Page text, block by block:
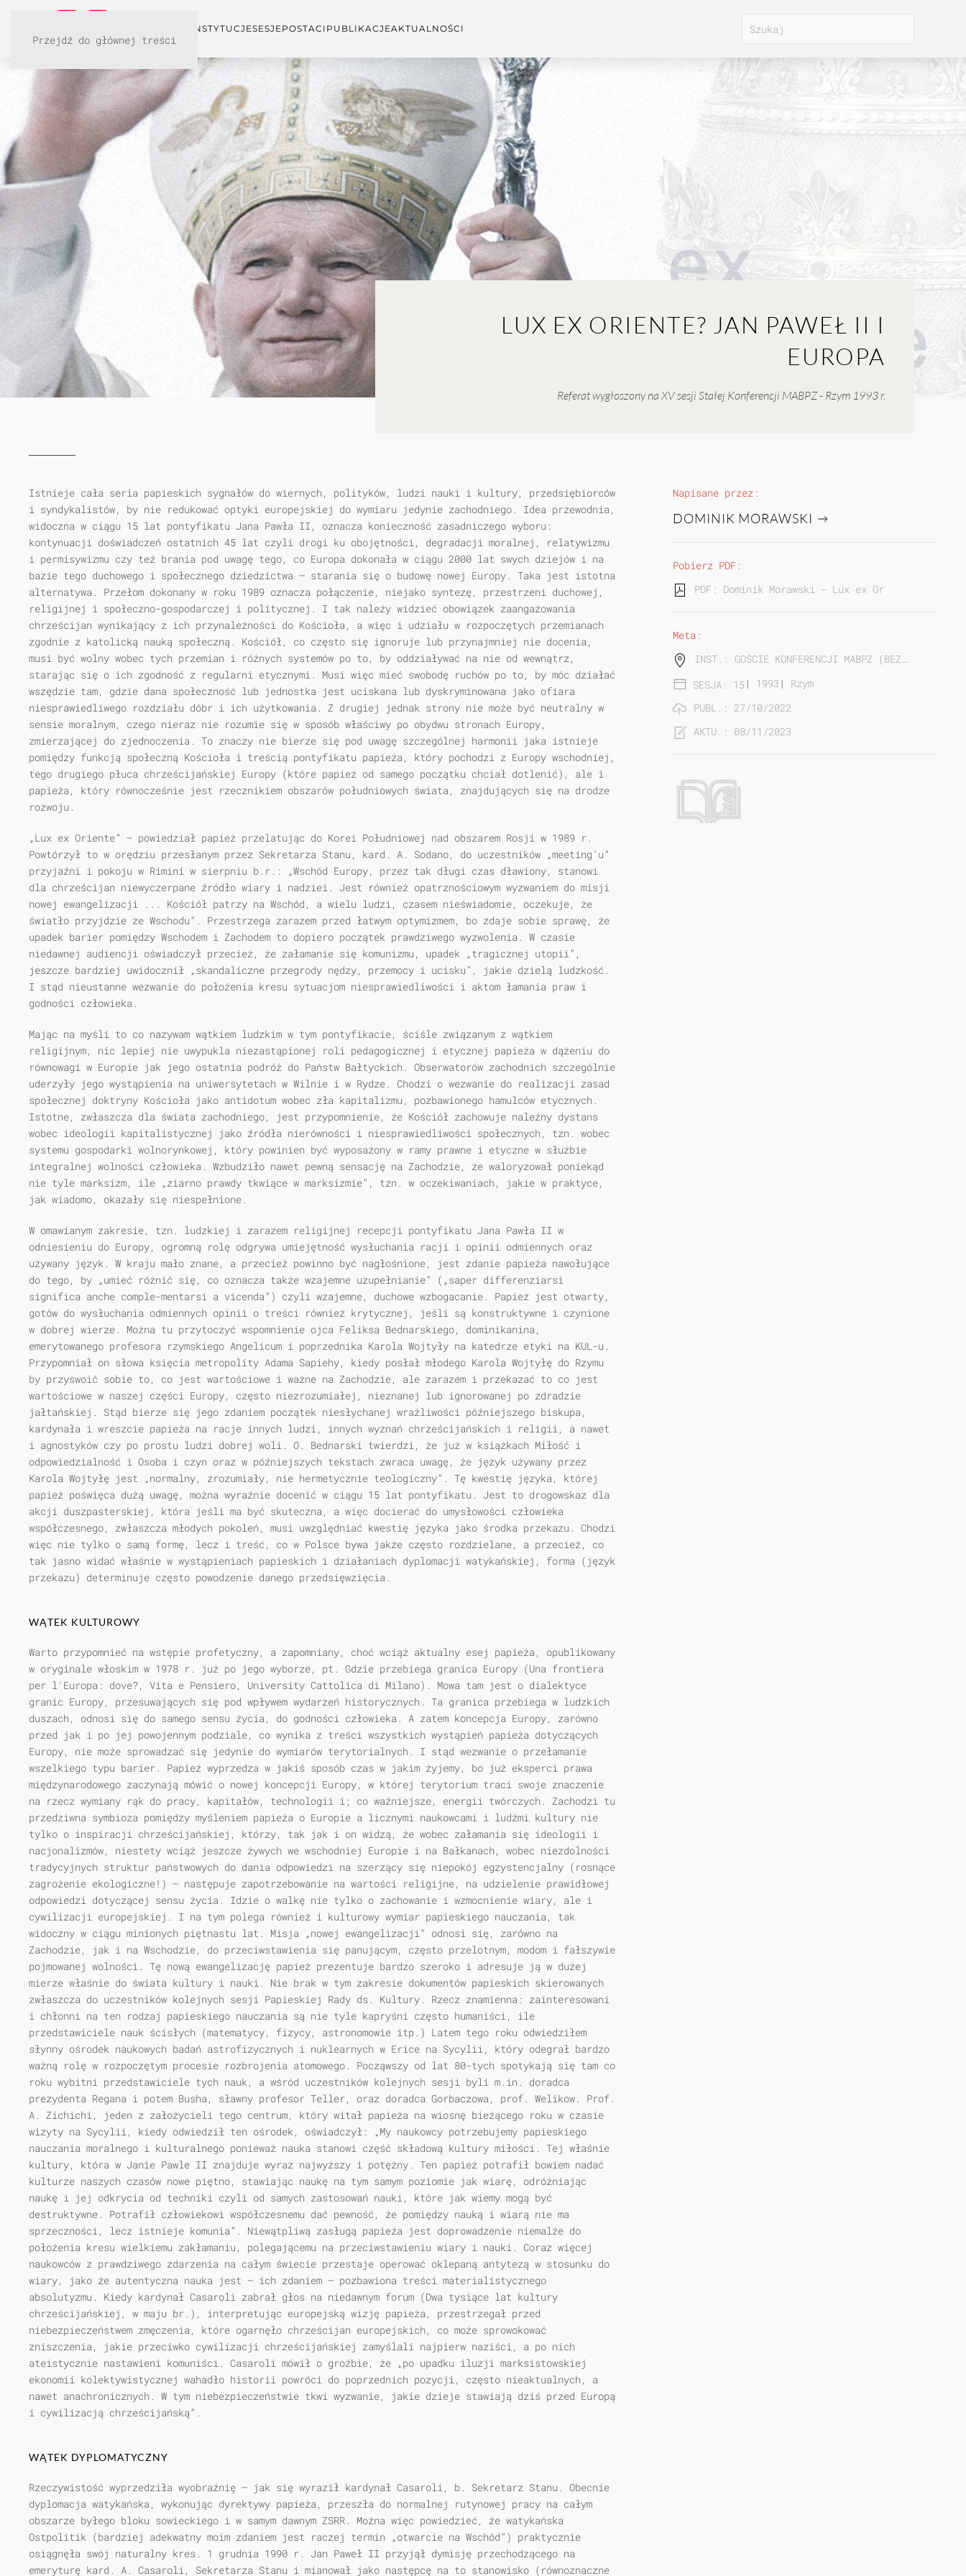
Przejdź do głównej treści
INSTYTUCJESESJEPOSTACI PUBLIKACJEAKTUALNOŚCI
LUX EX ORIENTE? JAN PAWEŁ II I
EUROPA
Referat wygłoszony na XV sesji Stałej Konferencji MABPZ - Rzym 1993 r.
Istnieje cała seria papieskich sygnałów do wiernych, polityków, ludzi nauki i kultury, przedsiębiorców
i syndykalistów, by nie redukować optyki europejskiej do wymiaru jedynie zachodniego. Idea przewodnia,
widoczna w ciągu 15 lat pontyfikatu Jana Pawła II, oznacza konieczność zasadniczego wyboru:
kontynuacji doświadczeń ostatnich 45 lat czyli drogi ku obojętności, degradacji moralnej, relatywizmu
i permisywizmu czy też brania pod uwagę tego, co Europa dokonała w ciągu 2000 lat swych dziejów i na
bazie tego duchowego i społecznego dziedzictwa — starania się o budowę nowej Europy. Taka jest istotna
alternatywa. Przełom dokonany w roku 1989 oznacza połączenie, niejako syntezę, przestrzeni duchowej,
religijnej i społeczno-gospodarczej i politycznej. I tak należy widzieć obowiązek zaangażowania
chrześcijan wynikający z ich przynależności do Kościoła, a więc i udziału w rozpoczętych przemianach
zgodnie z katolicką nauką społeczną. Kościół, co często się ignoruje lub przynajmniej nie docenia,
musi być wolny wobec tych przemian i różnych systemów po to, by oddziaływać na nie od wewnątrz,
starając się o ich zgodność z regularni etycznymi. Musi więc mieć swobodę ruchów po to, by móc działać
wszędzie tam, gdzie dana społeczność lub jednostka jest uciskana lub dyskryminowana jako ofiara
niesprawiedliwego rozdziału dóbr i ich użytkowania. Z drugiej jednak strony nie może być neutralny w
sensie moralnym, czego nieraz nie rozumie się w sposób właściwy po obydwu stronach Europy,
zmierzającej do zjednoczenia. To znaczy nie bierze się pod uwagę szczególnej harmonii jaka istnieje
pomiędzy funkcją społeczną Kościoła i treścią pontyfikatu papieża, który pochodzi z Europy wschodniej,
tego drugiego płuca chrześcijańskiej Europy (które papież od samego początku chciał dotlenić), ale i
papieża, który równocześnie jest rzecznikiem obszarów południowych świata, znajdujących się na drodze
rozwoju.
„Lux ex Oriente” — powiedział papież przelatując do Korei Południowej nad obszarem Rosji w 1989 r.
Powtórzył to w orędziu przesłanym przez Sekretarza Stanu, kard. A. Sodano, do uczestników „meeting’u”
przyjaźni i pokoju w Rimini w sierpniu b.r.: „Wschód Europy, przez tak długi czas dławiony, stanowi
dla chrześcijan niewyczerpane źródło wiary i nadziei. Jest również opatrznościowym wyzwaniem do misji
nowej ewangelizacji ... Kościół patrzy na Wschód, a wielu ludzi, czasem nieświadomie, oczekuje, że
światło przyjdzie ze Wschodu”. Przestrzega zarazem przed łatwym optymizmem, bo zdaje sobie sprawę, że
upadek barier pomiędzy Wschodem i Zachodem to dopiero początek prawdziwego wyzwolenia. W czasie
niedawnej audiencji oświadczył przecież, że załamanie się komunizmu, upadek „tragicznej utopii”,
jeszcze bardziej uwidocznił „skandaliczne przegrody nędzy, przemocy i ucisku”, jakie dzielą ludzkość.
I stąd nieustanne wezwanie do położenia kresu sytuacjom niesprawiedliwości i aktom łamania praw i
godności człowieka.
Mając na myśli to co nazywam wątkiem ludzkim w tym pontyfikacie, ściśle związanym z wątkiem
religijnym, nic lepiej nie uwypukla niezastąpionej roli pedagogicznej i etycznej papieża w dążeniu do
równowagi w Europie jak jego ostatnia podróż do Państw Bałtyckich. Obserwatorów zachodnich szczególnie
uderzyły jego wystąpienia na uniwersytetach w Wilnie i w Rydze. Chodzi o wezwanie do realizacji zasad
społecznej doktryny Kościoła jako antidotum wobec zła kapitalizmu, pozbawionego hamulców etycznych.
Istotne, zwłaszcza dla świata zachodniego, jest przypomnienie, że Kościół zachowuje należny dystans
wobec ideologii kapitalistycznej jako źródła nierówności i niesprawiedliwości społecznych, tzn. wobec
systemu gospodarki wolnorynkowej, który powinien być wyposażony w ramy prawne i etyczne w służbie
integralnej wolności człowieka. Wzbudziło nawet pewną sensację na Zachodzie, że waloryzował poniekąd
nie tyle marksizm, ile „ziarno prawdy tkwiące w marksizmie”, tzn. w oczekiwaniach, jakie w praktyce,
jak wiadomo, okazały się niespełnione.
W omawianym zakresie, tzn. ludzkiej i zarazem religijnej recepcji pontyfikatu Jana Pawła II w
odniesieniu do Europy, ogromną rolę odgrywa umiejętność wysłuchania racji i opinii odmiennych oraz
używany język. W kraju mało znane, a przecież powinno być nagłośnione, jest zdanie papieża nawołujące
do tego, by „umieć różnić się, co oznacza także wzajemne uzupełnianie” („saper differenziarsi
significa anche comple-mentarsi a vicenda”) czyli wzajemne, duchowe wzbogacanie. Papież jest otwarty,
gotów do wysłuchania odmiennych opinii o treści również krytycznej, jeśli są konstruktywne i czynione
w dobrej wierze. Można tu przytoczyć wspomnienie ojca Feliksa Bednarskiego, dominikanina,
emerytowanego profesora rzymskiego Angelicum i poprzednika Karola Wojtyły na katedrze etyki na KUL-u.
Przypomniał on słowa księcia metropolity Adama Sapiehy, kiedy posłał młodego Karola Wojtyłę do Rzymu
by przyswoić sobie to, co jest wartościowe i ważne na Zachodzie, ale zarazem i przekazać to co jest
wartościowe w naszej części Europy, często niezrozumiałej, nieznanej lub ignorowanej po zdradzie
jałtańskiej. Stąd bierze się jego zdaniem początek niesłychanej wrażliwości późniejszego biskupa,
kardynała i wreszcie papieża na racje innych ludzi, innych wyznań chrześcijańskich i religii, a nawet
i agnostyków czy po prostu ludzi dobrej woli. O. Bednarski twierdzi, że już w książkach Miłość i
odpowiedzialność i Osoba i czyn oraz w późniejszych tekstach zwraca uwagę, że język używany przez
Karola Wojtyłę jest „normalny, zrozumiały, nie hermetycznie teologiczny”. Tę kwestię języka, której
papież poświęca dużą uwagę, można wyraźnie docenić w ciągu 15 lat pontyfikatu. Jest to drogowskaz dla
akcji duszpasterskiej, która jeśli ma być skuteczna, a więc docierać do umysłowości człowieka
współczesnego, zwłaszcza młodych pokoleń, musi uwzględniać kwestię języka jako środka przekazu. Chodzi
więc nie tylko o samą formę, lecz i treść, co w Polsce bywa jakże często rozdzielane, a przecież, co
tak jasno widać właśnie w wystąpieniach papieskich i działaniach dyplomacji watykańskiej, forma (język
przekazu) determinuje często powodzenie danego przedsięwzięcia.
WĄTEK KULTUROWY
Warto przypomnieć na wstępie profetyczny, a zapomniany, choć wciąż aktualny esej papieża, opublikowany
w oryginale włoskim w 1978 r. już po jego wyborze, pt. Gdzie przebiega granica Europy (Una frontiera
per l'Europa: dove?, Vita e Pensiero, University Cattolica di Milano). Mowa tam jest o dialektyce
granic Europy, przesuwających się pod wpływem wydarzeń historycznych. Ta granica przebiega w ludzkich
duszach, odnosi się do samego sensu życia, do godności człowieka. A zatem koncepcja Europy, zarówno
przed jak i po jej powojennym podziale, co wynika z treści wszystkich wystąpień papieża dotyczących
Europy, nie może sprowadzać się jedynie do wymiarów terytorialnych. I stąd wezwanie o przełamanie
wszelkiego typu barier. Papież wyprzedza w jakiś sposób czas w jakim żyjemy, bo już eksperci prawa
międzynarodowego zaczynają mówić o nowej koncepcji Europy, w której terytorium traci swoje znaczenie
na rzecz wymiany rąk do pracy, kapitałów, technologii i; co ważniejsze, energii twórczych. Zachodzi tu
przedziwna symbioza pomiędzy myśleniem papieża o Europie a licznymi naukowcami i ludźmi kultury nie
tylko o inspiracji chrześcijańskiej, którzy, tak jak i on widzą, że wobec załamania się ideologii i
nacjonalizmów, niestety wciąż jeszcze żywych we wschodniej Europie i na Bałkanach, wobec niezdolności
tradycyjnych struktur państwowych do dania odpowiedzi na szerzący się niepokój egzystencjalny (rosnące
zagrożenie ekologiczne!) — następuje zapotrzebowanie na wartości religijne, na udzielenie prawidłowej
odpowiedzi dotyczącej sensu życia. Idzie o walkę nie tylko o zachowanie i wzmocnienie wiary, ale i
cywilizacji europejskiej. I na tym polega również i kulturowy wymiar papieskiego nauczania, tak
widoczny w ciągu minionych piętnastu lat. Misja „nowej ewangelizacji” odnosi się, zarówno na
Zachodzie, jak i na Wschodzie, do przeciwstawienia się panującym, często przelotnym, modom i fałszywie
pojmowanej wolności. Tę nową ewangelizację papież prezentuje bardzo szeroko i adresuje ją w dużej
mierze właśnie do świata kultury i nauki. Nie brak w tym zakresie dokumentów papieskich skierowanych
zwłaszcza do uczestników kolejnych sesji Papieskiej Rady ds. Kultury. Rzecz znamienna: zainteresowani
i chłonni na ten rodzaj papieskiego nauczania są nie tyle kapryśni często humaniści, ile
przedstawiciele nauk ścisłych (matematycy, fizycy, astronomowie itp.) Latem tego roku odwiedziłem
słynny ośrodek naukowych badań astrofizycznych i nuklearnych w Erice na Sycylii, który odegrał bardzo
ważną rolę w rozpoczętym procesie rozbrojenia atomowego. Począwszy od lat 80-tych spotykają się tam co
roku wybitni przedstawiciele tych nauk, a wśród uczestników kolejnych sesji byli m.in. doradca
prezydenta Regana i potem Busha, sławny profesor Teller, oraz doradca Gorbaczowa, prof. Welikow. Prof.
A. Zichichi, jeden z założycieli tego centrum, który witał papieża na wiosnę bieżącego roku w czasie
wizyty na Sycylii, kiedy odwiedził ten ośrodek, oświadczył: „My naukowcy potrzebujemy papieskiego
nauczania moralnego i kulturalnego ponieważ nauka stanowi część składową kultury miłości. Tej właśnie
kultury, która w Janie Pawle II znajduje wyraz najwyższy i potężny. Ten papież potrafił bowiem nadać
kulturze naszych czasów nowe piętno, stawiając naukę na tym samym poziomie jak wiarę, odróżniając
naukę i jej odkrycia od techniki czyli od samych zastosowań nauki, które jak wiemy mogą być
destruktywne. Potrafił człowiekowi współczesnemu dać pewność, że pomiędzy nauką i wiarą nie ma
sprzeczności, lecz istnieje komunia”. Niewątpliwą zasługą papieża jest doprowadzenie niemalże do
położenia kresu wielkiemu zakłamaniu, polegającemu na przeciwstawieniu wiary i nauki. Coraz więcej
naukowców z prawdziwego zdarzenia na całym świecie przestaje operować oklepaną antytezą w stosunku do
wiary, jako że autentyczna nauka jest — ich zdaniem — pozbawiona treści materialistycznego
absolutyzmu. Kiedy kardynał Casaroli zabrał głos na niedawnym forum (Dwa tysiące lat kultury
chrześcijańskiej, w maju br.), interpretując europejską wizję papieża, przestrzegał przed
niebezpieczeństwem zmęczenia, które ogarnęło chrześcijan europejskich, co może sprowokować
zniszczenia, jakie przeciwko cywilizacji chrześcijańskiej zamyślali najpierw naziści, a po nich
ateistycznie nastawieni komuniści. Casaroli mówił o groźbie, że „po upadku iluzji marksistowskiej
ekonomii kolektywistycznej wahadło historii powróci do poprzednich pozycji, często nieaktualnych, a
nawet anachronicznych. W tym niebezpieczeństwie tkwi wyzwanie, jakie dzieje stawiają dziś przed Europą
i cywilizacją chrześcijańską”.
WĄTEK DYPLOMATYCZNY
Rzeczywistość wyprzedziła wyobraźnię — jak się wyraził kardynał Casaroli, b. Sekretarz Stanu. Obecnie
dyplomacja watykańska, wykonując dyrektywy papieża, przeszła do normalnej rutynowej pracy na całym
obszarze byłego bloku sowieckiego i w samym dawnym ZSRR. Można więc powiedzieć, że watykańska
Ostpolitik (bardziej adekwatny moim zdaniem jest raczej termin „otwarcie na Wschód”) praktycznie
osiągnęła swój naturalny kres. 1 grudnia 1990 r. Jan Paweł II przyjął dymisję przechodzącego na
emeryturę kard. A. Casaroli, Sekretarza Stanu i mianował jako następcę na to stanowisko (równoznaczne
Napisane przez:
DOMINIK MORAWSKI
Pobierz PDF:
PDF: Dominik Morawski - Lux ex Oriente? Jan
Meta:
INST.: GOŚCIE KONFERENCJI MABPZ (BEZ…
SESJA: 15| 1993 | Rzym
PUBL.: 27/10/2022
AKTU.: 08/11/2023